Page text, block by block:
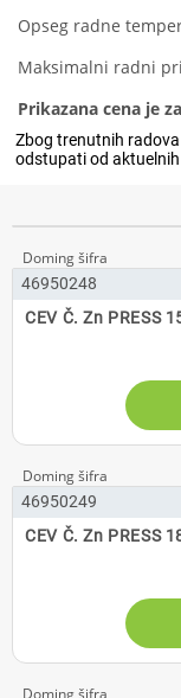
Opseg radne
Maksimalni radni
Prikazana cena je
46950248
CEV Č. Zn PRESS
46950249
CEV Č. Zn PRESS